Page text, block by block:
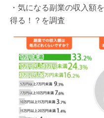
・気になる副業の収入額
得る！？を調査